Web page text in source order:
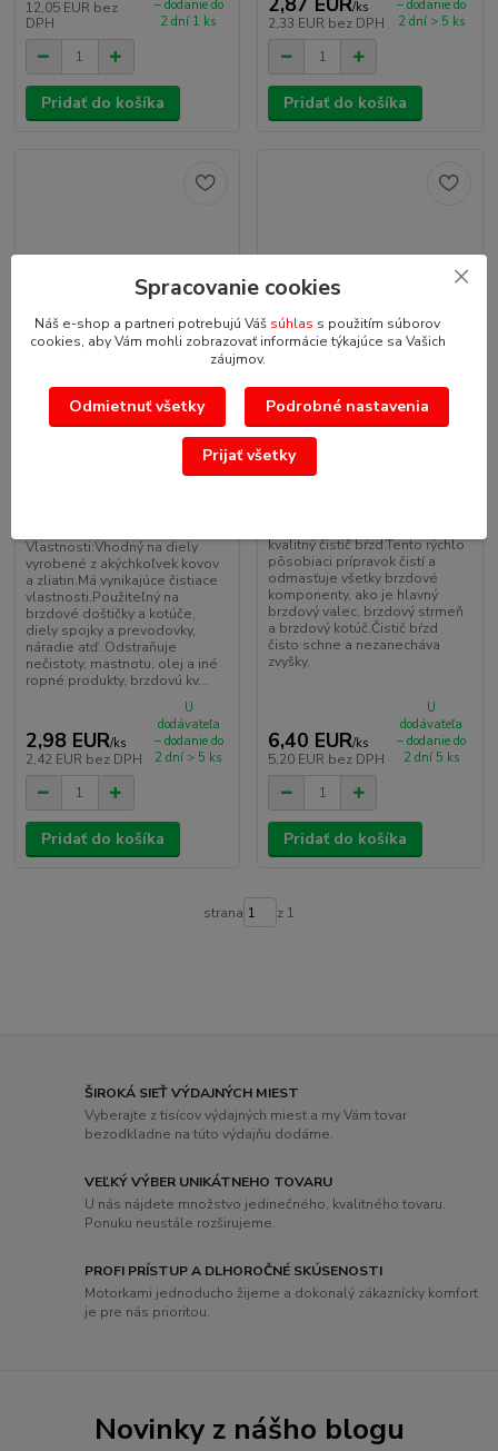
12,05 EUR bez
DPH
– dodanie do
2 dní 1 ks
Pridať do košíka
/ks
2,33 EUR bez DPH
– dodanie do
2 dní > 5 ks
Pridať do košíka
Vlastnosti:Vhodný na diely
vyrobené z akýchkoľvek kovov
a zliatin.Má vynikajúce čistiace
vlastnosti.Použiteľný na
brzdové doštičky a kotúče,
diely spojky a prevodovky,
náradie atď..Odstraňuje
nečistoty, mastnotu, olej a iné
ropné produkty, brzdovú kv...
2,98 EUR/ks
2,42 EUR bez DPH
U
dodávateľa
– dodanie do
2 dní > 5 ks
Pridať do košíka
kvalitný čistič bŕzd.Tento rýchlo
pôsobiaci prípravok čistí a
odmasťuje všetky brzdové
komponenty, ako je hlavný
brzdový valec, brzdový strmeň
a brzdový kotúč.Čistič bŕzd
čisto schne a nezanecháva
zvyšky.
6,40 EUR/ks
5,20 EUR bez DPH
U
dodávateľa
– dodanie do
2 dní 5 ks
Pridať do košíka
strana z 1
ŠIROKÁ SIEŤ VÝDAJNÝCH MIEST
Vyberajte z tisícov výdajných miest a my Vám tovar
bezodkladne na túto výdajňu dodáme.
VEĽKÝ VÝBER UNIKÁTNEHO TOVARU
U nás nájdete množstvo jedinečného, ​​kvalitného tovaru.
Ponuku neustále rozširujeme.
PROFI PRÍSTUP A DLHOROČNÉ SKÚSENOSTI
Motorkami jednoducho žijeme a dokonalý zákaznícky komfort
je pre nás prioritou.
Novinky z nášho blogu
Spracovanie cookies
Náš e-shop a partneri potrebujú Váš súhlas s použitím súborov
cookies, aby Vám mohli zobrazovať informácie týkajúce sa Vašich
záujmov.
Odmietnuť všetky Podrobné nastavenia
Prijať všetky